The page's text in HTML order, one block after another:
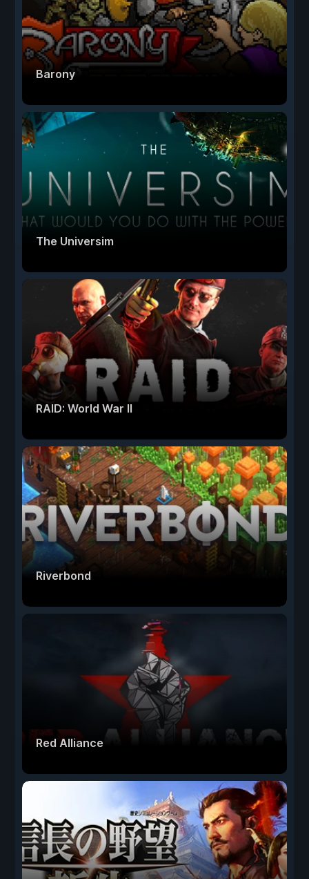
Barony
The Universim
RAID: World War II
Riverbond
Red Alliance